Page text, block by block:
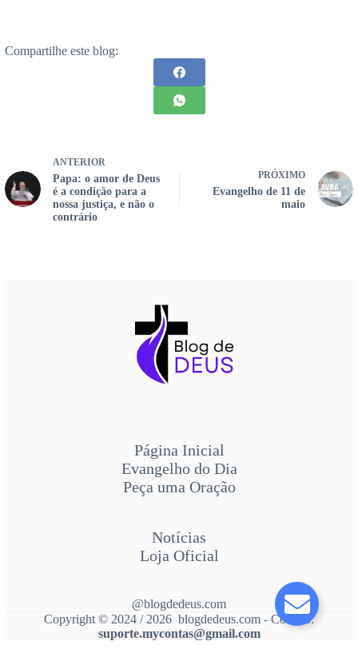
Compartilhe este blog:
ANTERIOR
Papa: o amor de Deus
é a condição para a
nossa justiça, e não o
contrário
PRÓXIMO
Evangelho de 11 de
maio
Página Inicial
Evangelho do Dia
Peça uma Oração
Notícias
Loja Oficial
@blogdedeus.com
Copyright © 2024 / 2026 blogdedeus.com - Contato:
suporte.mycontas@gmail.com